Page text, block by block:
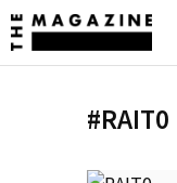
#RAIT0